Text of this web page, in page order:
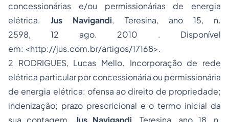
concessionárias e/ou permissionárias de energia
elétrica.Jus Navigandi, Teresina, ano 15, n.
2598, 12 ago. 2010 . Disponível
em: <http://jus.com.br/artigos/17168>.
2 RODRIGUES, Lucas Mello. Incorporação de rede
elétrica particular por concessionária ou permissionária
de energia elétrica: ofensa ao direito de propriedade;
indenização; prazo prescricional e o termo inicial da
sua contagem.
Jus Navigandi , Teresina, ano 18, n.